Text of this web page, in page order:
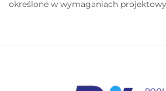
określone w wymaganiach